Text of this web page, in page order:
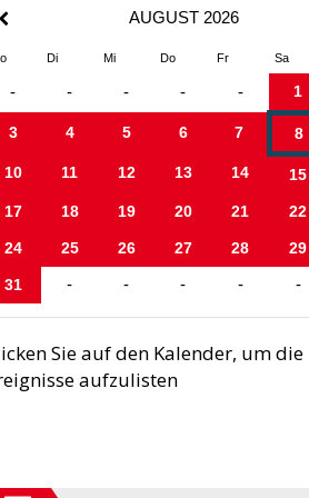
AUGUST 2026
Di Mi Do Fr Sa
- - - - - 1
3 4 5 6 7 8
10 11 12 13 14 15
17 18 19 20 21 22
24 25 26 27 28 29
31 - - - - -
Sie auf den Kalender, um die
aufzulisten